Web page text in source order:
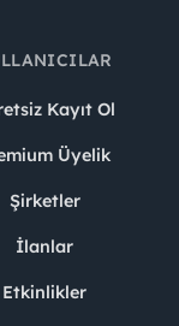
Kayıt Ol
Üyelik
Şirketler
İlanlar
Etkinlikler